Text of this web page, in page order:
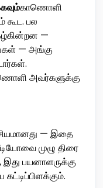
காணொளி
கூட. பல
—
— அங்கு
அவர்களுக்கு
— இதை
முழு திரை
இது பயனாளருக்கு